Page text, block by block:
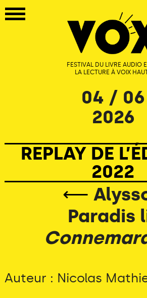
FESTIVAL DU LIVRE AUDIO
LA LECTURE À VOIX
04 / 06
2026
REPLAY DE
2022
⟵
Paradis
Auteur : Nicolas